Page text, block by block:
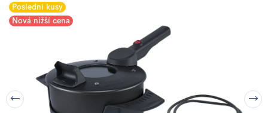
Poslední kusy
Nová nižší cena